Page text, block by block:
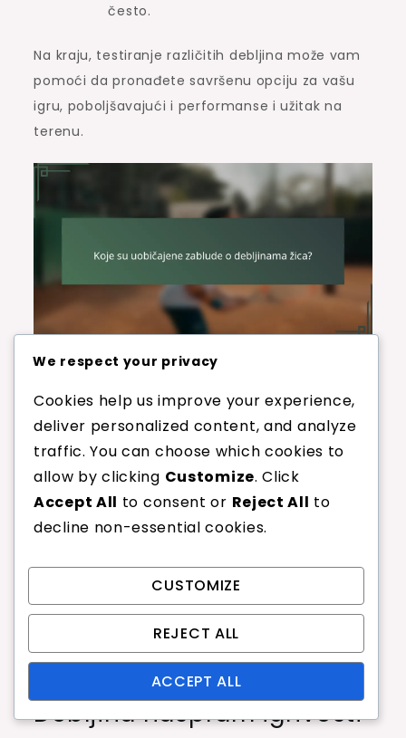
često.
Na kraju, testiranje različitih debljina može vam
pomoći da pronađete savršenu opciju za vašu
igru, poboljšavajući i performanse i užitak na
terenu.
Koje su
uobičajene
zablude o
debljinama žica?
Mnogi igrači vjeruju da su deblje žice uvijek
izdržljivije i da tanje žice pružaju bolju igrivost.
Međutim, stvarnost je složenija, jer debljina žice
utječe ne samo na trajnost, već i na napetost,
potencijal spina i cjelokupni osjećaj.
Debljina naspram igrivosti
We respect your privacy
Cookies help us improve your experience,
deliver personalized content, and analyze
traffic. You can choose which cookies to
allow by clicking Customize. Click
Accept All to consent or Reject All to
decline non-essential cookies.
CUSTOMIZE
REJECT ALL
ACCEPT ALL